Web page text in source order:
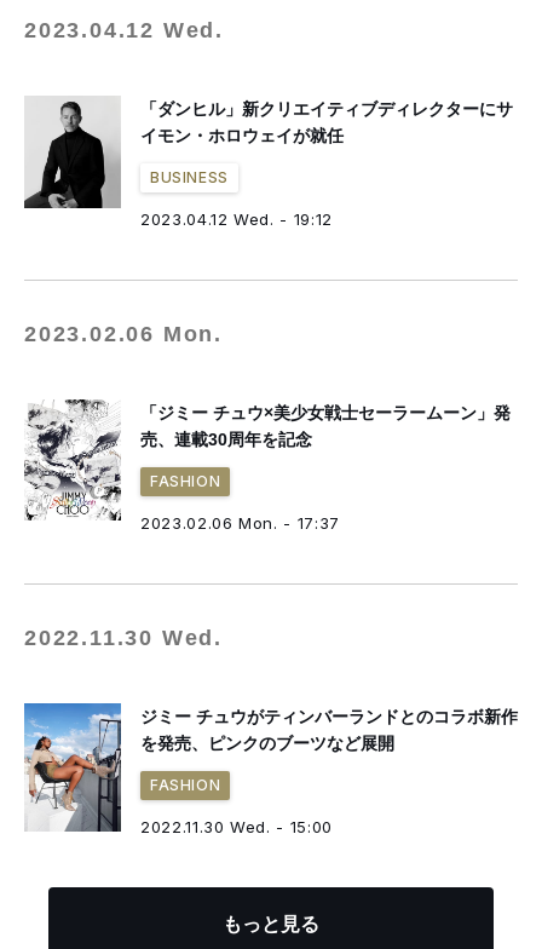
2023.04.12 Wed.
「ダンヒル」新クリエイティブディレクターにサ
イモン・ホロウェイが就任
BUSINESS
2023.04.12 Wed. - 19:12
2023.02.06 Mon.
「ジミー チュウ×美少女戦士セーラームーン」発
売、連載30周年を記念
FASHION
2023.02.06 Mon. - 17:37
2022.11.30 Wed.
ジミー チュウがティンバーランドとのコラボ新作
を発売、ピンクのブーツなど展開
FASHION
2022.11.30 Wed. - 15:00
もっと見る